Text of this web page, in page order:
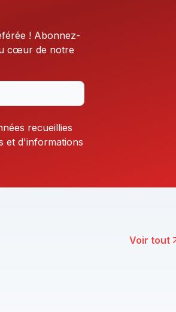
! Abonnez-
cœur de notre
recueillies
et d'informations
Voir tout